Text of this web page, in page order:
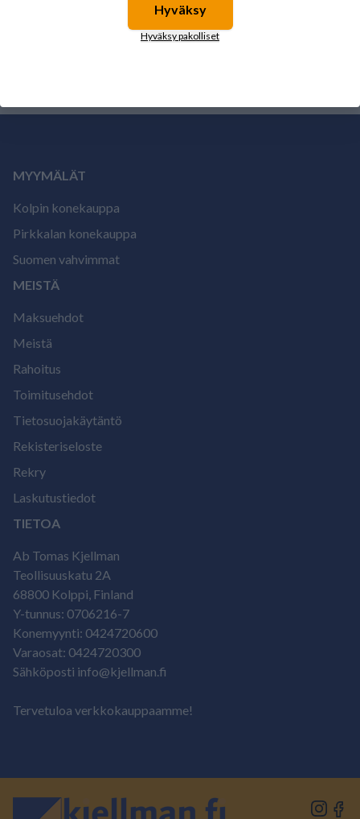
Tälle tuotteelle ei ole vielä arvioita.
MYYMÄLÄT
Kolpin konekauppa
Pirkkalan konekauppa
Suomen vahvimmat
MEISTÄ
Maksuehdot
Meistä
Rahoitus
Toimitusehdot
Tietosuojakäytäntö
Rekisteriseloste
Rekry
Laskutustiedot
TIETOA
Ab Tomas Kjellman
Teollisuuskatu 2A
68800 Kolppi, Finland
Y-tunnus: 0706216-7
Konemyynti: 0424720600
Varaosat: 0424720300
Sähköposti info@kjellman.fi
Tervetuloa verkkokauppaamme!
Hyväksy
Hyväksy pakolliset